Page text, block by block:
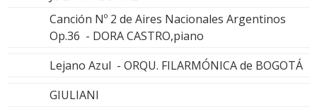
Canción Nº 2 de Aires Nacionales Argentinos
Op.36 - DORA CASTRO,piano
Lejano Azul - ORQU. FILARMÓNICA de BOGOTÁ
GIULIANI